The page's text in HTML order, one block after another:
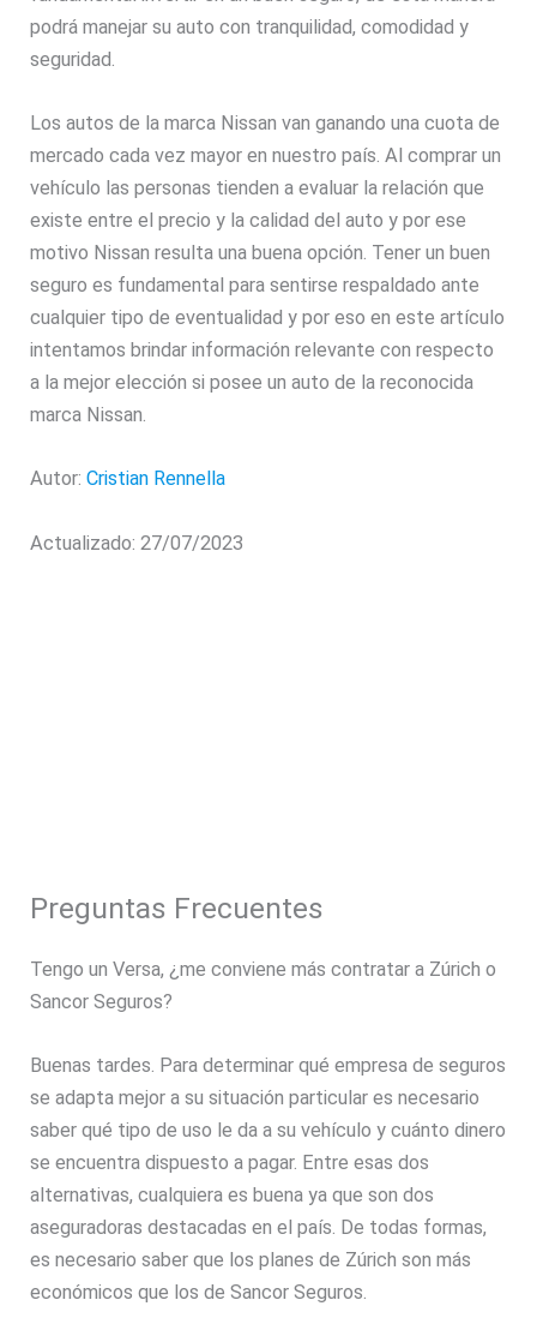
podrá manejar su auto con tranquilidad, comodidad y
seguridad.
Los autos de la marca Nissan van ganando una cuota de
mercado cada vez mayor en nuestro país. Al comprar un
vehículo las personas tienden a evaluar la relación que
existe entre el precio y la calidad del auto y por ese
motivo Nissan resulta una buena opción. Tener un buen
seguro es fundamental para sentirse respaldado ante
cualquier tipo de eventualidad y por eso en este artículo
intentamos brindar información relevante con respecto
a la mejor elección si posee un auto de la reconocida
marca Nissan.
Autor:Cristian Rennella
Actualizado: 27/07/2023
Preguntas Frecuentes
Tengo un Versa, ¿me conviene más contratar a Zúrich o
Sancor Seguros?
Buenas tardes. Para determinar qué empresa de seguros
se adapta mejor a su situación particular es necesario
saber qué tipo de uso le da a su vehículo y cuánto dinero
se encuentra dispuesto a pagar. Entre esas dos
alternativas, cualquiera es buena ya que son dos
aseguradoras destacadas en el país. De todas formas,
es necesario saber que los planes de Zúrich son más
económicos que los de Sancor Seguros.